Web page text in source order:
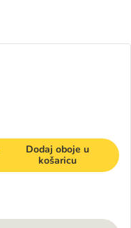
Dodaj oboje u
košaricu